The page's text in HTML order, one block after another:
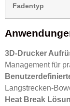
Fadentyp
3D-Drucker
Management für
Langstrecken-
Heat Break